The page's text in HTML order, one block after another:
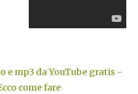
e mp3 da YouTube gratis -
come fare